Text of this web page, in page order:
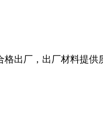
出厂，出厂材料提供